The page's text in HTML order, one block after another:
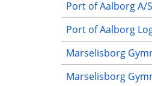
Port of Aalborg A/
Port of Aalborg
Marselisborg
Marselisborg